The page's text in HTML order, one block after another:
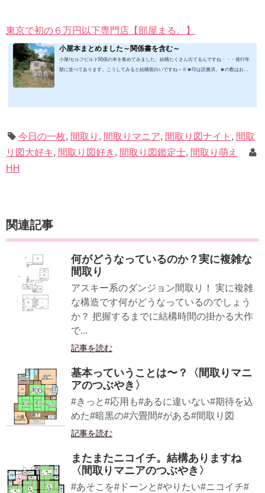
東京で初の６万円以下専門店【部屋まる。】
小屋本まとめました～関係書を含む～
小屋/セルフビルド関係の本を集めてみました。結構たくさん出てるんですね・・・発行年
順に並べてあります。こうしてみると結構面白いですね～※★印は読書済。★の数はおす
今日の一枚, 間取り , 間取りマニア, 間取り図ナイト , 間取
リ図大好キ, 間取り図好き , 間取り図鑑定士, 間取り萌え
HH
関連記事
何がどうなっているのか？実に複雑な
間取り
アスキー系のダンジョン間取り！ 実に複雑
な構造です何がどうなっているのでしょう
か？ 把握するまでに結構時間の掛かる大作
で...
記事を読む
基本っていうことは〜？〈間取りマニ
アのつぶやき〉
#きっと#応用も#あるに違いない#期待を込
めた#暗黒の#六畳間#がある#間取り図
記事を読む
またまたニコイチ。結構ありますね
〈間取りマニアのつぶやき〉
#あそこを#ドーンと#やりたい#ニコイチ#